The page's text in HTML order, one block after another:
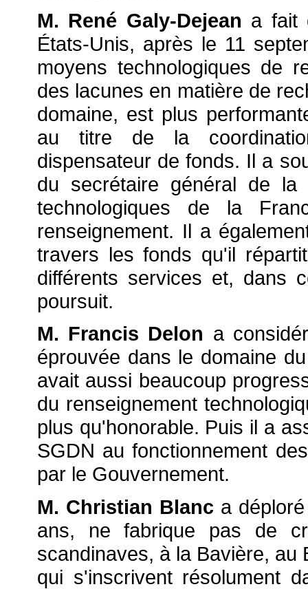
M. René Galy-Dejean a fait
États-Unis, après le 11
moyens technologiques de
des lacunes en matière de
domaine, est plus
au titre de la
dispensateur de fonds. Il a
du secrétaire général de la
technologiques de la
renseignement. Il a
travers les fonds qu'il
différents services et, dans
poursuit.
M. Francis Delon a
éprouvée dans le domaine
avait aussi beaucoup
du renseignement
plus qu'honorable. Puis il a
SGDN au fonctionnement
par le Gouvernement.
M. Christian Blanc a
ans, ne fabrique pas de
scandinaves, à la Bavière, au
qui s'inscrivent résolument